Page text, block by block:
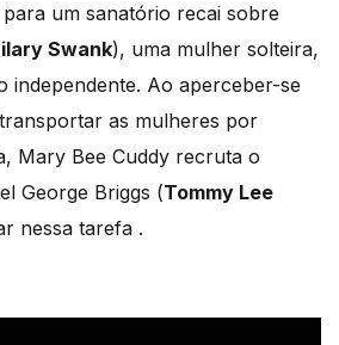
um sanatório recai sobre
Swank), uma mulher solteira,
independente. Ao aperceber-se
as mulheres por
Mary Bee Cuddy recruta o
George Briggs (Tommy Lee
nessa tarefa .